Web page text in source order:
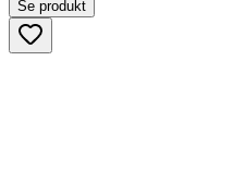
Se produkt